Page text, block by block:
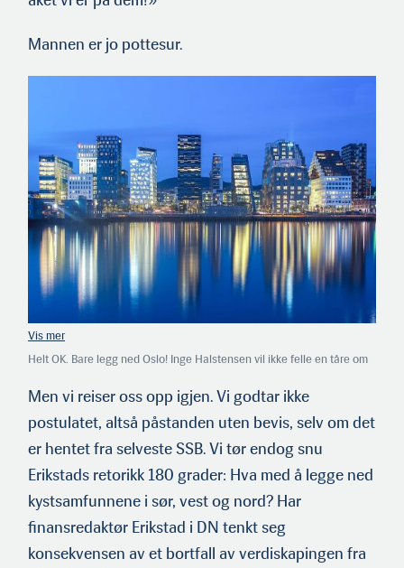
Mannen er jo pottesur.
Helt OK. Bare legg ned Oslo! Inge Halstensen vil ikke felle en tåre om
byråkrater. Den virkelige verdiskapingen i Norge skjer langs kysten og
Men vi reiser oss opp igjen. Vi godtar ikke
postulatet, altså påstanden uten bevis, selv om det
er hentet fra selveste SSB. Vi tør endog snu
Erikstads retorikk 180 grader: Hva med å legge ned
kystsamfunnene i sør, vest og nord? Har
finansredaktør Erikstad i DN tenkt seg
konsekvensen av et bortfall av verdiskapingen fra